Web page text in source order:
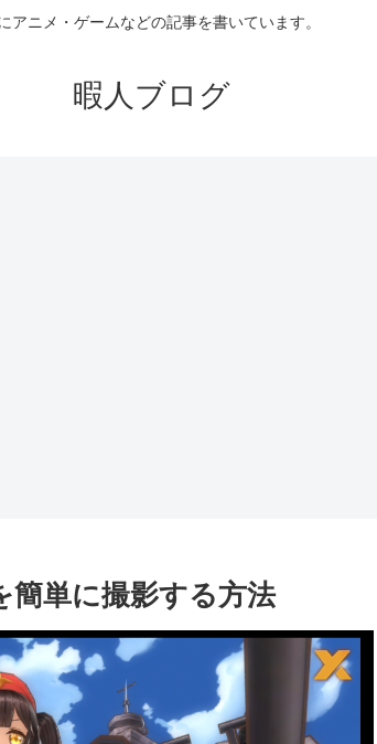
アニメ・ゲームなどの記事を書いています。
暇人ブログ
簡単に撮影する方法